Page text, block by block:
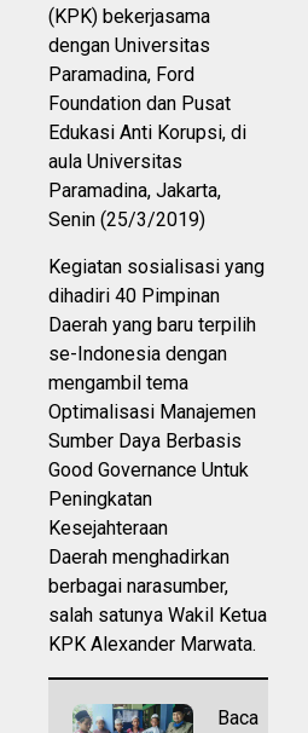
(KPK) bekerjasama
dengan Universitas
Paramadina, Ford
Foundation dan Pusat
Edukasi Anti Korupsi, di
aula Universitas
Paramadina, Jakarta,
Senin (25/3/2019)
Kegiatan sosialisasi yang
dihadiri 40 Pimpinan
Daerah yang baru terpilih
se-Indonesia dengan
mengambil tema
Optimalisasi Manajemen
Sumber Daya Berbasis
Good Governance Untuk
Peningkatan
Kesejahteraan
Daerah menghadirkan
berbagai narasumber,
salah satunya Wakil Ketua
KPK Alexander Marwata.
Baca